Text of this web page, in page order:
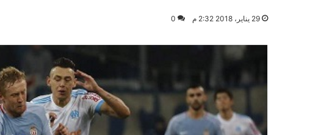
29 يناير، 2018 2:32 م 0